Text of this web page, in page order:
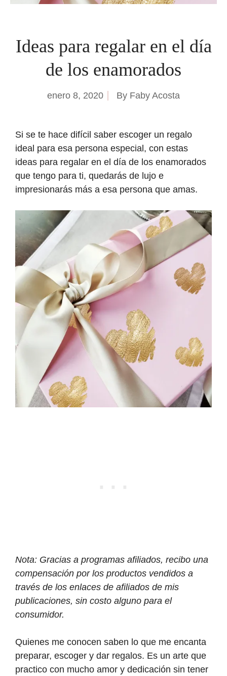
Ideas para regalar en el día
de los enamorados
enero 8, 2020 By Faby Acosta
Si se te hace difícil saber escoger un regalo
ideal para esa persona especial, con estas
ideas para regalar en el día de los enamorados
que tengo para ti, quedarás de lujo e
impresionarás más a esa persona que amas.
Nota: Gracias a programas afiliados, recibo una
compensación por los productos vendidos a
través de los enlaces de afiliados de mis
publicaciones, sin costo alguno para el
consumidor.
Quienes me conocen saben lo que me encanta
preparar, escoger y dar regalos. Es un arte que
practico con mucho amor y dedicación sin tener